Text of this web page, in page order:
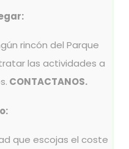
rincón del Parque
las actividades a
CONTACTANOS.
que escojas el coste